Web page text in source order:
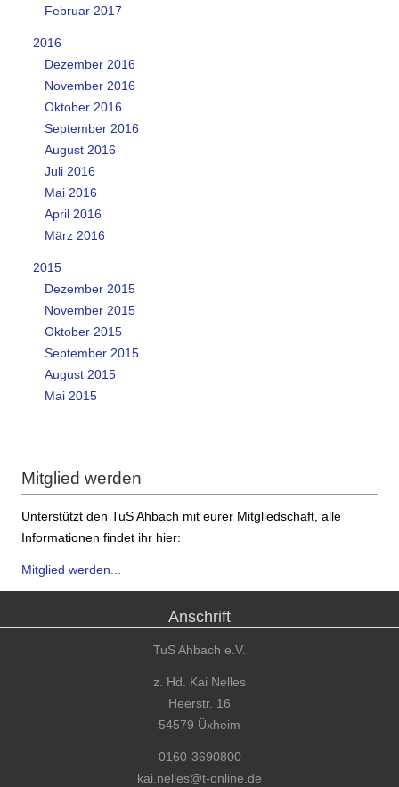
Februar 2017
2016
Dezember 2016
November 2016
Oktober 2016
September 2016
August 2016
Juli 2016
Mai 2016
April 2016
März 2016
2015
Dezember 2015
November 2015
Oktober 2015
September 2015
August 2015
Mai 2015
Mitglied werden
Unterstützt den TuS Ahbach mit eurer Mitgliedschaft, alle
Informationen findet ihr hier:
Mitglied werden...
Anschrift
TuS Ahbach e.V.
z. Hd. Kai Nelles
Heerstr. 16
54579 Üxheim
0160-3690800
kai.nelles@t-online.de